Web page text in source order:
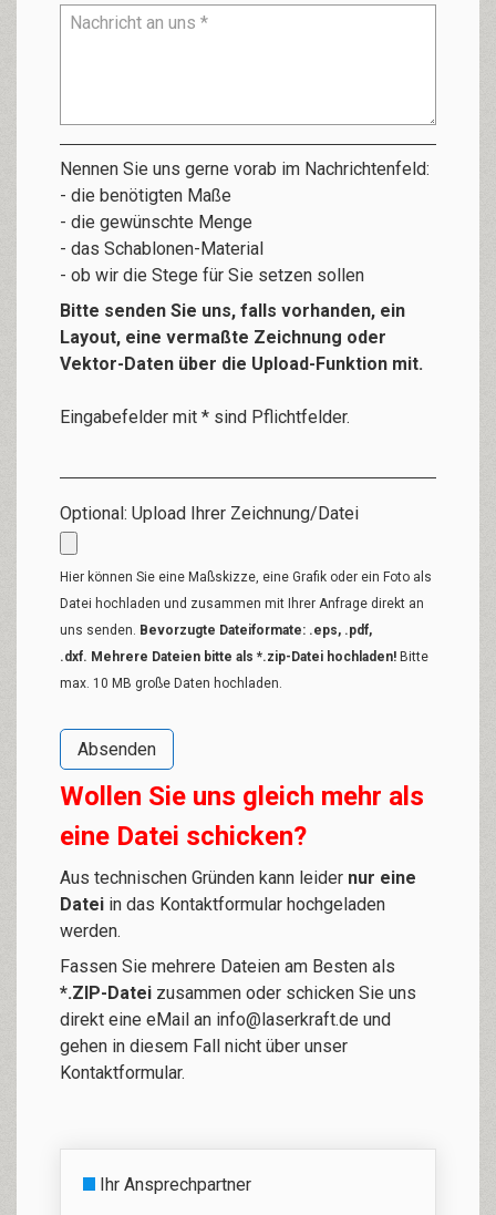
Nennen Sie uns gerne vorab im Nachrichtenfeld:
- die benötigten Maße
- die gewünschte Menge
- das Schablonen-Material
- ob wir die Stege für Sie setzen sollen
Bitte senden Sie uns, falls vorhanden, ein
Layout, eine vermaßte Zeichnung oder
Vektor-Daten über die Upload-Funktion mit.
Eingabefelder mit * sind Pflichtfelder.
Optional: Upload Ihrer Zeichnung/Datei
Hier können Sie eine Maßskizze, eine Grafik oder ein Foto als
Datei hochladen und zusammen mit Ihrer Anfrage direkt an
uns senden. Bevorzugte Dateiformate: .eps, .pdf,
.dxf. Mehrere Dateien bitte als *.zip-Datei hochladen! Bitte
max. 10 MB große Daten hochladen.
Wollen Sie uns gleich mehr als
eine Datei schicken?
Aus technischen Gründen kann leider nur eine
Datei in das Kontaktformular hochgeladen
werden.
Fassen Sie mehrere Dateien am Besten als
*.ZIP-Datei zusammen oder schicken Sie uns
direkt eine eMail an info@laserkraft.de und
gehen in diesem Fall nicht über unser
Kontaktformular.
Ihr Ansprechpartner